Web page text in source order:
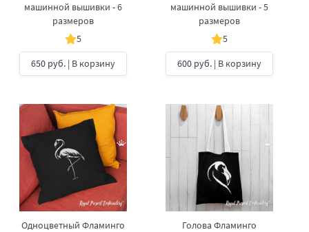
машинной вышивки - 6
размеров
5
650 руб. | В корзину
машинной вышивки - 5
размеров
5
600 руб. | В корзину
Одноцветный Фламинго
Голова Фламинго